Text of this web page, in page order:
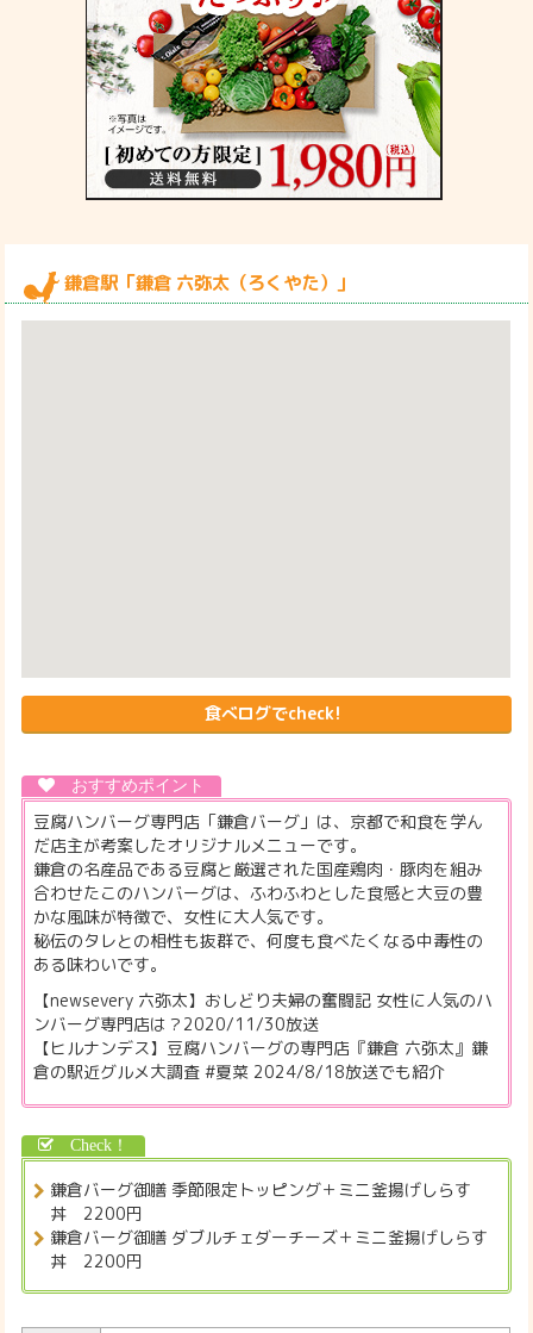
鎌倉駅「鎌倉 六弥太（ろくやた）」
食べログでcheck!
豆腐ハンバーグ専門店「鎌倉バーグ」は、京都で和食を学ん
だ店主が考案したオリジナルメニューです。
鎌倉の名産品である豆腐と厳選された国産鶏肉・豚肉を組み
合わせたこのハンバーグは、ふわふわとした食感と大豆の豊
かな風味が特徴で、女性に大人気です。
秘伝のタレとの相性も抜群で、何度も食べたくなる中毒性の
ある味わいです。
【newsevery 六弥太】おしどり夫婦の奮闘記 女性に人気のハ
ンバーグ専門店は？2020/11/30放送
【ヒルナンデス】豆腐ハンバーグの専門店『鎌倉 六弥太』鎌
倉の駅近グルメ大調査 #夏菜 2024/8/18放送でも紹介
鎌倉バーグ御膳 季節限定トッピング＋ミニ釜揚げしらす
丼 2200円
鎌倉バーグ御膳 ダブルチェダーチーズ＋ミニ釜揚げしらす
丼 2200円